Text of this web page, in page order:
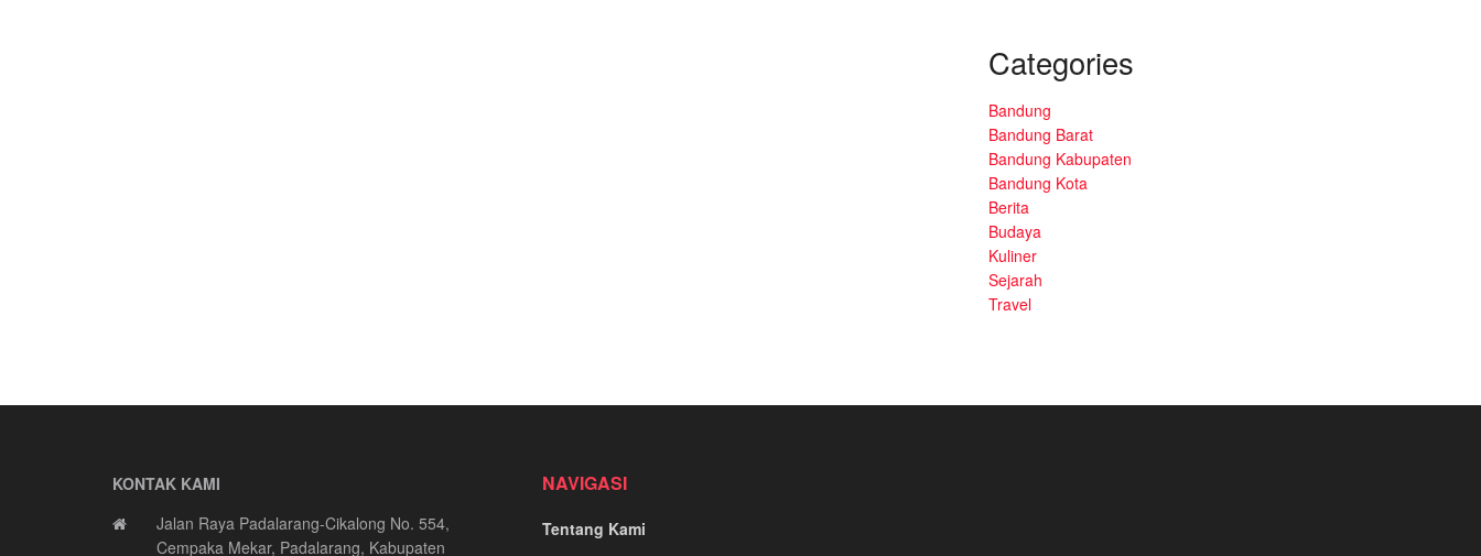
Categories
Bandung
Bandung Barat
Bandung Kabupaten
Bandung Kota
Berita
Budaya
Kuliner
Sejarah
Travel
KONTAK KAMI
Jalan Raya Padalarang-Cikalong No. 554,
Cempaka Mekar, Padalarang, Kabupaten
NAVIGASI
Tentang Kami